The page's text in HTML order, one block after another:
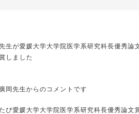
生が愛媛大学大学院医学系研究科長優秀
しました
岡先生からのコメントです
び愛媛大学大学院医学系研究科長優秀論